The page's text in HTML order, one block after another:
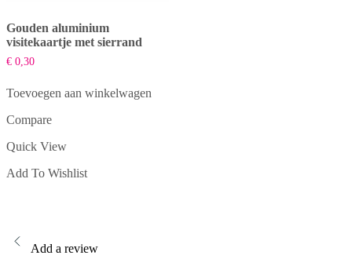
Gouden aluminium
visitekaartje met sierrand
€ 0,30
Toevoegen aan winkelwagen
Compare
Quick View
Add To Wishlist
Add a review